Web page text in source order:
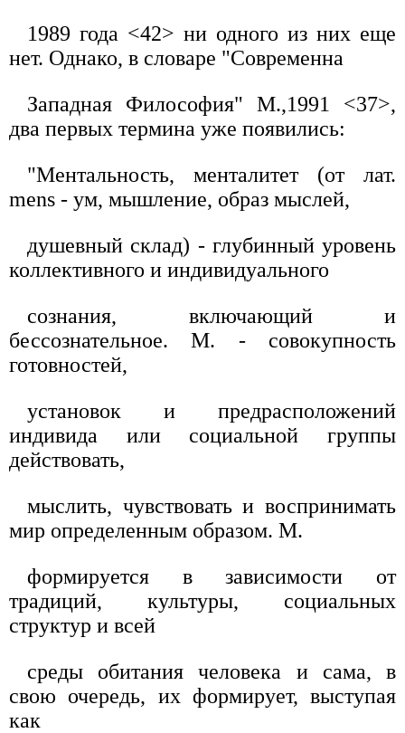
1989 года <42> ни одного из них еще
нет. Однако, в словаре "Современна
Западная Философия" М.,1991 <37>,
два первых термина уже появились:
"Ментальность, менталитет (от лат.
mens - ум, мышление, образ мыслей,
душевный склад) - глубинный уровень
коллективного и индивидуального
сознания, включающий и
бессознательное. М. - совокупность
готовностей,
установок и предрасположений
индивида или социальной группы
действовать,
мыслить, чувствовать и воспринимать
мир определенным образом. М.
формируется в зависимости от
традиций, культуры, социальных
структур и всей
среды обитания человека и сама, в
свою очередь, их формирует, выступая
как